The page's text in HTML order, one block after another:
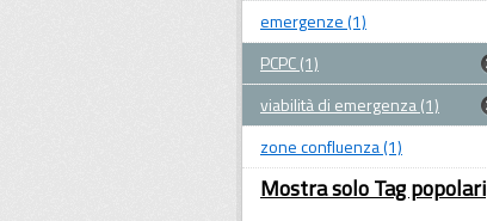
emergenze (1)
PCPC (1)
viabilità di emergenza (1)
zone confluenza (1)
Mostra solo Tag popolari